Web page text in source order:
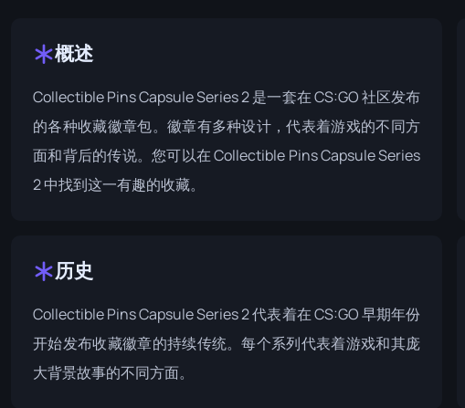
概述
Collectible Pins Capsule Series 2 是一套在 CS:GO 社区发布
的各种收藏徽章包。徽章有多种设计，代表着游戏的不同方
面和背后的传说。您可以在Collectible Pins Capsule Series
2中找到这一有趣的收藏。
历史
Collectible Pins Capsule Series 2 代表着在 CS:GO 早期年份
开始发布收藏徽章的持续传统。每个系列代表着游戏和其庞
大背景故事的不同方面。